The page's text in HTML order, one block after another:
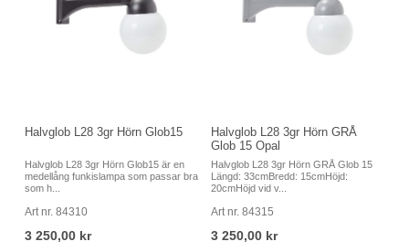
Halvglob L28 3gr Hörn Glob15
Halvglob L28 3gr Hörn Glob15 är en
medellång funkislampa som passar bra
som h...
Art nr. 84310
3 250,00 kr
Halvglob L28 3gr Hörn GRÅ
Glob 15 Opal
Halvglob L28 3gr Hörn GRÅ Glob 15
Längd: 33cmBredd: 15cmHöjd:
20cmHöjd vid v...
Art nr. 84315
3 250,00 kr